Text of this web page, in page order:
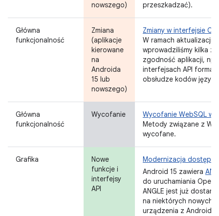
nowszego)
przeszkadzać).
Główna
funkcjonalność
Zmiana
(aplikacje
kierowane
na
Androida
15 lub
nowszego)
Zmiany w interfejsie
W ramach aktualizacji
wprowadziliśmy kilka
zgodność aplikacji,
interfejsach API
obsłudze kodów
Główna
funkcjonalność
Wycofanie
Wycofanie WebSQL w
Metody związane z
wycofane.
Grafika
Nowe
funkcje i
interfejsy
API
Modernizacja dostępu
Android 15 zawiera
do uruchamiania
ANGLE jest już
na niektórych nowych
urządzenia z